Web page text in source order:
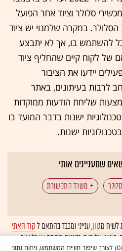
מכשירי סלולר וציוד אחר הפועל
הסלולר. במקרה שלמנוי יש ציוד
להשתמש בו, אך לא יתבצע
של לקוח קיים שהחליף ציוד
יידעו את הציבור
לרבות בעיתונים, באתר
שליחת הודעות ממוקדות
ישנות בדבר המועד בו
ישנות.
שמעניינים אותי
משרד התקשורת
מגוון, ענייני ומכבד בהתאם לקוד האתי
ביטויי אלימות, גזענות, הסתה או כל שיח
האתר עושה שימוש בעוגיות (Cookies) לצורך שיפור חוויית המשתמש, ניתוח נתוני